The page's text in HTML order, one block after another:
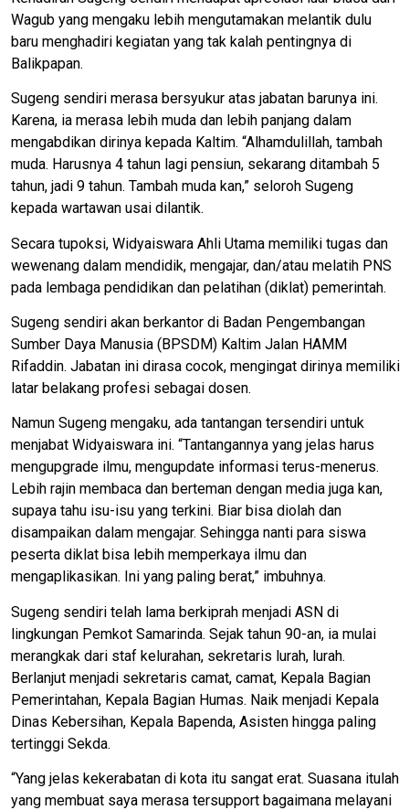
Wagub yang mengaku lebih mengutamakan melantik dulu
baru menghadiri kegiatan yang tak kalah pentingnya di
Balikpapan.
Sugeng sendiri merasa bersyukur atas jabatan barunya ini.
Karena, ia merasa lebih muda dan lebih panjang dalam
mengabdikan dirinya kepada Kaltim. “Alhamdulillah, tambah
muda. Harusnya 4 tahun lagi pensiun, sekarang ditambah 5
tahun, jadi 9 tahun. Tambah muda kan,” seloroh Sugeng
kepada wartawan usai dilantik.
Secara tupoksi, Widyaiswara Ahli Utama memiliki tugas dan
wewenang dalam mendidik, mengajar, dan/atau melatih PNS
pada lembaga pendidikan dan pelatihan (diklat) pemerintah.
Sugeng sendiri akan berkantor di Badan Pengembangan
Sumber Daya Manusia (BPSDM) Kaltim Jalan HAMM
Rifaddin. Jabatan ini dirasa cocok, mengingat dirinya memiliki
latar belakang profesi sebagai dosen.
Namun Sugeng mengaku, ada tantangan tersendiri untuk
menjabat Widyaiswara ini. “Tantangannya yang jelas harus
mengupgrade ilmu, mengupdate informasi terus-menerus.
Lebih rajin membaca dan berteman dengan media juga kan,
supaya tahu isu-isu yang terkini. Biar bisa diolah dan
disampaikan dalam mengajar. Sehingga nanti para siswa
peserta diklat bisa lebih memperkaya ilmu dan
mengaplikasikan. Ini yang paling berat,” imbuhnya.
Sugeng sendiri telah lama berkiprah menjadi ASN di
lingkungan Pemkot Samarinda. Sejak tahun 90-an, ia mulai
merangkak dari staf kelurahan, sekretaris lurah, lurah.
Berlanjut menjadi sekretaris camat, camat, Kepala Bagian
Pemerintahan, Kepala Bagian Humas. Naik menjadi Kepala
Dinas Kebersihan, Kepala Bapenda, Asisten hingga paling
tertinggi Sekda.
“Yang jelas kekerabatan di kota itu sangat erat. Suasana itulah
yang membuat saya merasa tersupport bagaimana melayani